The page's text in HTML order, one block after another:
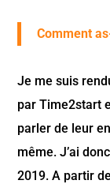
Comment
Je me suis
par Time2start
parler de leur
même. J’ai
2019. A partir